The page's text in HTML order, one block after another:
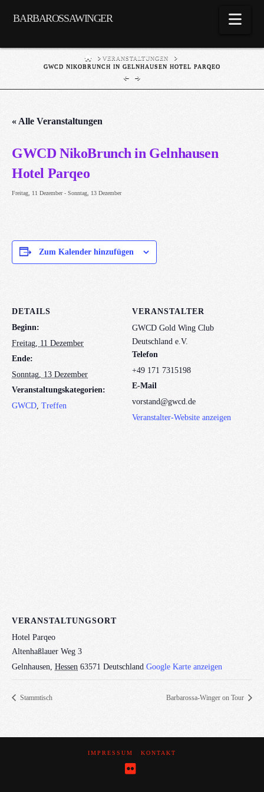
BARBAROSSAWINGER
HOMEVERANSTALTUNGEN
GWCD NIKOBRUNCH IN GELNHAUSEN HOTEL PARQEO
« Alle Veranstaltungen
GWCD NikoBrunch in Gelnhausen
Hotel Parqeo
Freitag, 11 Dezember- Sonntag, 13 Dezember
Zum Kalender hinzufügen
DETAILS
Beginn:
Freitag, 11 Dezember
Ende:
Sonntag, 13 Dezember
Veranstaltungskategorien:
GWCD, Treffen
VERANSTALTER
GWCD Gold Wing Club
Deutschland e.V.
Telefon
+49 171 7315198
E-Mail
vorstand@gwcd.de
Veranstalter-Website anzeigen
VERANSTALTUNGSORT
Hotel Parqeo
Altenhaßlauer Weg 3
Gelnhausen Hessen 63571 Deutschland Google Karte anzeigen
Stammtisch Barbarossa-Winger on Tour
IMPRESSUM KONTAKT